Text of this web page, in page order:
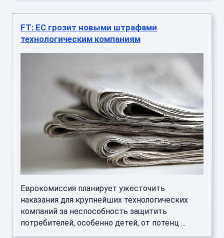
FT: ЕС грозит новыми штрафами
технологическим компаниям
Еврокомиссия планирует ужесточить
наказания для крупнейших технологических
компаний за неспособность защитить
потребителей, особенно детей, от потенц ...